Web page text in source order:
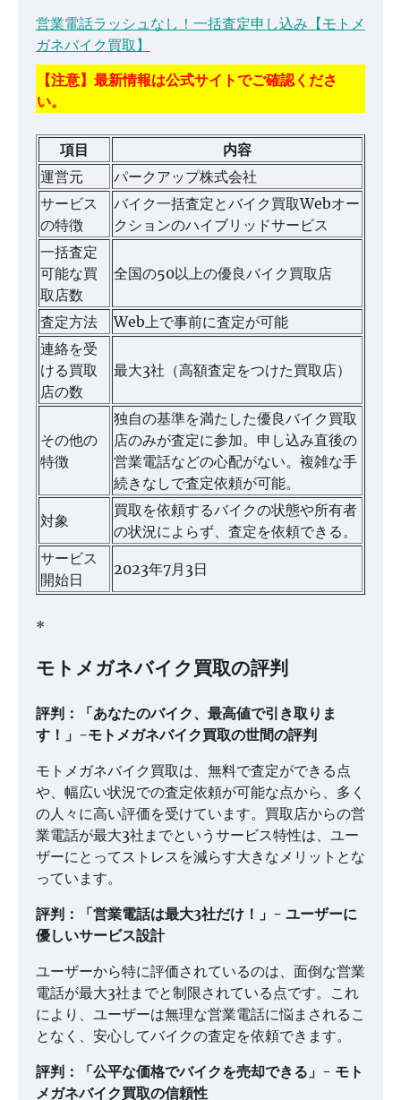
営業電話ラッシュなし！一括査定申し込み【モトメ
ガネバイク買取】
【注意】最新情報は公式サイトでご確認くださ
い。
項目
内容
運営元
パークアップ株式会社
サービス
の特徴
バイク一括査定とバイク買取Webオー
クションのハイブリッドサービス
一括査定
可能な買
取店数
全国の50以上の優良バイク買取店
査定方法
Web上で事前に査定が可能
連絡を受
ける買取
店の数
最大3社（高額査定をつけた買取店）
その他の
特徴
独自の基準を満たした優良バイク買取
店のみが査定に参加。申し込み直後の
営業電話などの心配がない。複雑な手
続きなしで査定依頼が可能。
対象
買取を依頼するバイクの状態や所有者
の状況によらず、査定を依頼できる。
サービス
開始日
2023年7月3日
*
モトメガネバイク買取の評判
評判：「あなたのバイク、最高値で引き取りま
す！」-モトメガネバイク買取の世間の評判
モトメガネバイク買取は、無料で査定ができる点
や、幅広い状況での査定依頼が可能な点から、多く
の人々に高い評価を受けています。買取店からの営
業電話が最大3社までというサービス特性は、ユー
ザーにとってストレスを減らす大きなメリットとな
っています。
評判：「営業電話は最大3社だけ！」- ユーザーに
優しいサービス設計
ユーザーから特に評価されているのは、面倒な営業
電話が最大3社までと制限されている点です。これ
により、ユーザーは無理な営業電話に悩まされるこ
となく、安心してバイクの査定を依頼できます。
評判：「公平な価格でバイクを売却できる」- モト
メガネバイク買取の信頼性